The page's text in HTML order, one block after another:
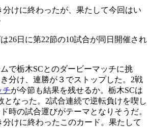
分けに終わったが、果たして今回はい
26日に第22節の10試合が同日開催され
で栃木SCとのダービーマッチに挑
分け、連勝が３でストップした。2戦
チが今節も結果を残せるか。栃木SCは
となった。2試合連続で逆転負けを喫し
時の試合運びがテーマとなりそうだ。
分けに終わったこのカード。果たして